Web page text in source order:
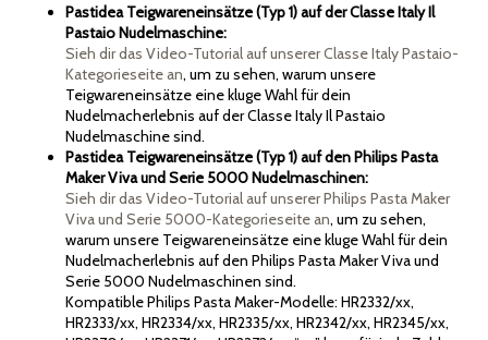
Pastidea Teigwareneinsätze (Typ 1) auf der Classe Italy Il
Pastaio Nudelmaschine:
Sieh dir das Video-Tutorial auf unserer Classe Italy Pastaio-
Kategorieseite an, um zu sehen, warum unsere
Teigwareneinsätze eine kluge Wahl für dein
Nudelmacherlebnis auf der Classe Italy Il Pastaio
Nudelmaschine sind.
Pastidea Teigwareneinsätze (Typ 1) auf den Philips Pasta
Maker Viva und Serie 5000 Nudelmaschinen:
Sieh dir das Video-Tutorial auf unserer Philips Pasta Maker
Viva und Serie 5000-Kategorieseite an, um zu sehen,
warum unsere Teigwareneinsätze eine kluge Wahl für dein
Nudelmacherlebnis auf den Philips Pasta Maker Viva und
Serie 5000 Nudelmaschinen sind.
Kompatible Philips Pasta Maker-Modelle: HR2332/xx,
HR2333/xx, HR2334/xx, HR2335/xx, HR2342/xx, HR2345/xx,